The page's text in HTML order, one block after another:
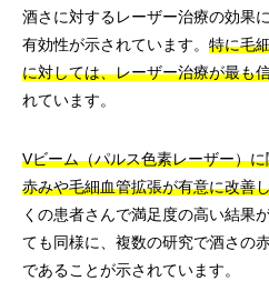
酒さに対するレーザー治療の効果
有効性が示されています。 特に毛
に対しては、レーザー治療が最も
れています。
Vビーム（パルス色素レーザー）
赤みや毛細血管拡張が有意に改善
くの患者さんで満足度の高い結果
ても同様に、複数の研究で酒さの
であることが示されています。